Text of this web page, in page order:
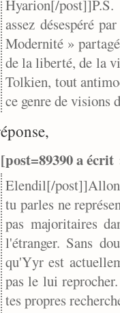
Hyarion[/post]]
assez désespéré
Modernité »
de la liberté, de la
Tolkien, tout
ce genre de visions
[post=89390 a écrit
Elendil[/post]]
tu parles ne
pas majoritaires
l'étranger. Sans
qu'Yyr est
pas le lui
tes propres